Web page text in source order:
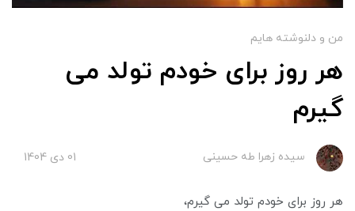
من و دلنوشته هایم
هر روز برای‌ خودم تولد می
گیرم
سیده زهرا طه حسینی 01 دی 1404
هر روز برای خودم تولد می گیرم،